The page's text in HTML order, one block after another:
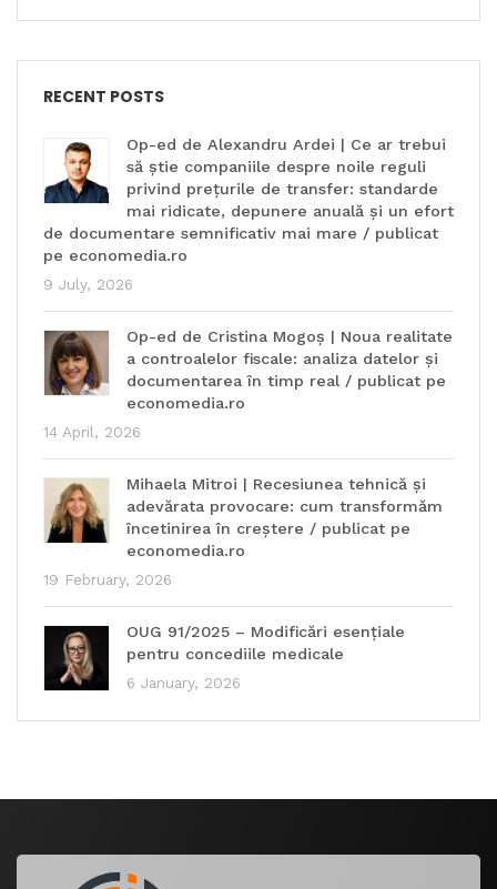
RECENT POSTS
Op-ed de Alexandru Ardei | Ce ar trebui
să știe companiile despre noile reguli
privind prețurile de transfer: standarde
mai ridicate, depunere anuală și un efort
de documentare semnificativ mai mare / publicat
pe economedia.ro
9 July, 2026
Op-ed de Cristina Mogoș | Noua realitate
a controalelor fiscale: analiza datelor și
documentarea în timp real / publicat pe
economedia.ro
14 April, 2026
Mihaela Mitroi | Recesiunea tehnică și
adevărata provocare: cum transformăm
încetinirea în creștere / publicat pe
economedia.ro
19 February, 2026
OUG 91/2025 – Modificări esențiale
pentru concediile medicale
6 January, 2026